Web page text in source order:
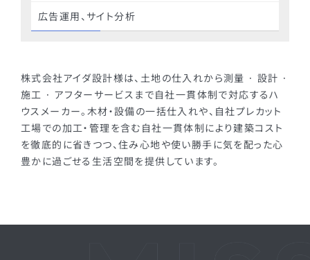
広告運用、サイト分析
株式会社アイダ設計様は、土地の仕入れから測量 · 設計 ·
施工 · アフターサービスまで自社一貫体制で対応するハ
ウスメーカー。木材・設備の一括仕入れや、自社プレカット
工場での加工・管理を含む自社一貫体制により建築コスト
を徹底的に省きつつ、住み心地や使い勝手に気を配った心
豊かに過ごせる生活空間を提供しています。